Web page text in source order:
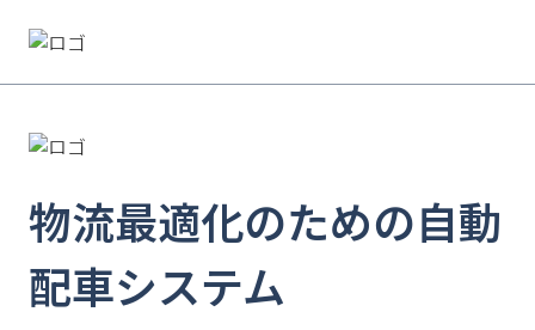
物流最適化のための自動
配車システム